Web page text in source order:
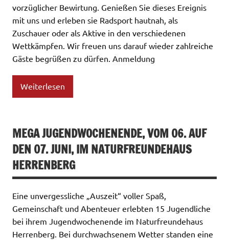
vorzüglicher Bewirtung. Genießen Sie dieses Ereignis
mit uns und erleben sie Radsport hautnah, als
Zuschauer oder als Aktive in den verschiedenen
Wettkämpfen. Wir freuen uns darauf wieder zahlreiche
Gäste begrüßen zu dürfen. Anmeldung
Weiterlesen
MEGA JUGENDWOCHENENDE, VOM 06. AUF
DEN 07. JUNI, IM NATURFREUNDEHAUS
HERRENBERG
Eine unvergessliche „Auszeit“ voller Spaß,
Gemeinschaft und Abenteuer erlebten 15 Jugendliche
bei ihrem Jugendwochenende im Naturfreundehaus
Herrenberg. Bei durchwachsenem Wetter standen eine